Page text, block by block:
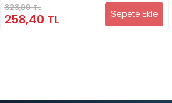
323,00 TL
258,40 TL Sepete Ekle